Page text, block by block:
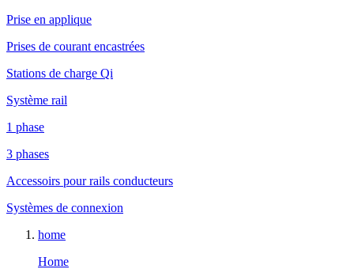
Prise en applique
Prises de courant encastrées
Stations de charge Qi
Système rail
1 phase
3 phases
Accessoirs pour rails conducteurs
Systèmes de connexion
home
Home